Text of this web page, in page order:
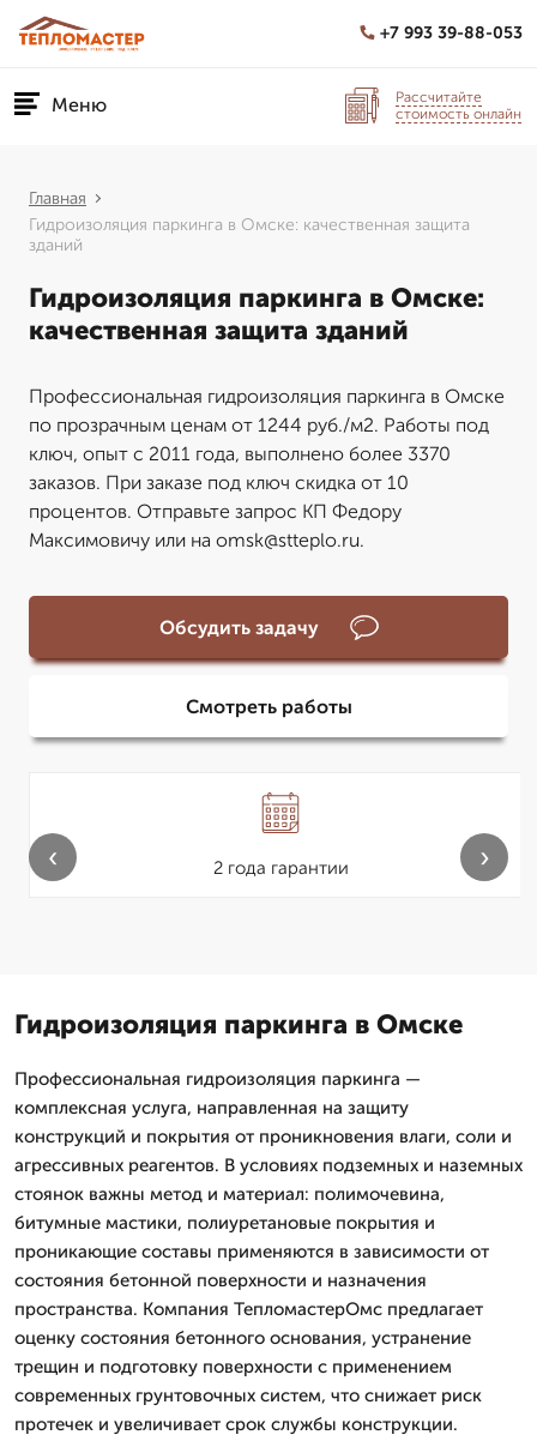
+7 993 39-88-053
Меню
Рассчитайте
стоимость онлайн
Главная
Гидроизоляция паркинга в Омске: качественная защита
зданий
Гидроизоляция паркинга в Омске:
качественная защита зданий
Профессиональная гидроизоляция паркинга в Омске
по прозрачным ценам от 1244 руб./м2. Работы под
ключ, опыт с 2011 года, выполнено более 3370
заказов. При заказе под ключ скидка от 10
процентов. Отправьте запрос КП Федору
Максимовичу или на omsk@stteplo.ru.
Обсудить задачу
Смотреть работы
2 года гарантии
‹ ›
Гидроизоляция паркинга в Омске
Профессиональная гидроизоляция паркинга —
комплексная услуга, направленная на защиту
конструкций и покрытия от проникновения влаги, соли и
агрессивных реагентов. В условиях подземных и наземных
стоянок важны метод и материал: полимочевина,
битумные мастики, полиуретановые покрытия и
проникающие составы применяются в зависимости от
состояния бетонной поверхности и назначения
пространства. Компания ТепломастерОмс предлагает
оценку состояния бетонного основания, устранение
трещин и подготовку поверхности с применением
современных грунтовочных систем, что снижает риск
протечек и увеличивает срок службы конструкции.